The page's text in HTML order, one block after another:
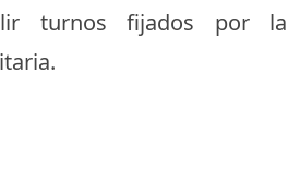
turnos fijados por la